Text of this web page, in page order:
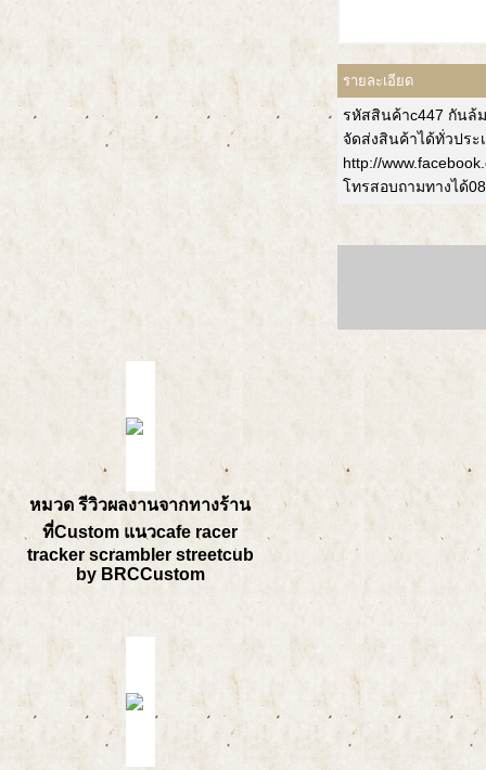
หมวด รีวิวผลงานจากทางร้าน
ที่Custom แนวcafe racer
tracker scrambler streetcub
by BRCCustom
รายละเอียด
รหัสสินค้าc447 กันล้
จัดส่งสินค้าได้ทั่วประ
http://
โทรสอบถามทางได้